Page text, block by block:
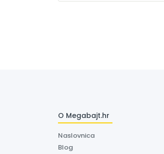
O Megabajt.hr
Naslovnica
Blog